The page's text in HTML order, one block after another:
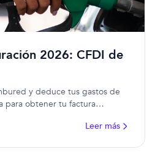
2026: CFDI de
y deduce tus gastos de
para obtener tu factura
Leer más